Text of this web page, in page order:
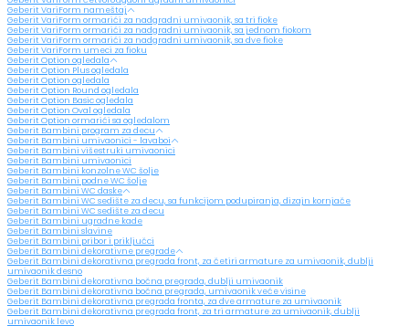
Geberit VariForm nameštaj
Geberit VariForm ormarići za nadgradni umivaonik, sa tri fioke
Geberit VariForm ormarići za nadgradni umivaonik, sa jednom fiokom
Geberit VariForm ormarići za nadgradni umivaonik, sa dve fioke
Geberit VariForm umeci za fioku
Geberit Option ogledala
Geberit Option Plus ogledala
Geberit Option ogledala
Geberit Option Round ogledala
Geberit Option Basic ogledala
Geberit Option Oval ogledala
Geberit Option ormarići sa ogledalom
Geberit Bambini program za decu
Geberit Bambini umivaonici - lavaboi
Geberit Bambini višestruki umivaonici
Geberit Bambini umivaonici
Geberit Bambini konzolne WC šolje
Geberit Bambini podne WC šolje
Geberit Bambini WC daske
Geberit Bambini WC sedište za decu, sa funkcijom podupiranja, dizajn kornjače
Geberit Bambini WC sedište za decu
Geberit Bambini ugradne kade
Geberit Bambini slavine
Geberit Bambini pribor i priključci
Geberit Bambini dekorativne pregrade
Geberit Bambini dekorativna pregrada front, za četiri armature za umivaonik, dublji
umivaonik desno
Geberit Bambini dekorativna bočna pregrada, dublji umivaonik
Geberit Bambini dekorativna bočna pregrada, umivaonik veće visine
Geberit Bambini dekorativna pregrada fronta, za dve armature za umivaonik
Geberit Bambini dekorativna pregrada front, za tri armature za umivaonik, dublji
umivaonik levo